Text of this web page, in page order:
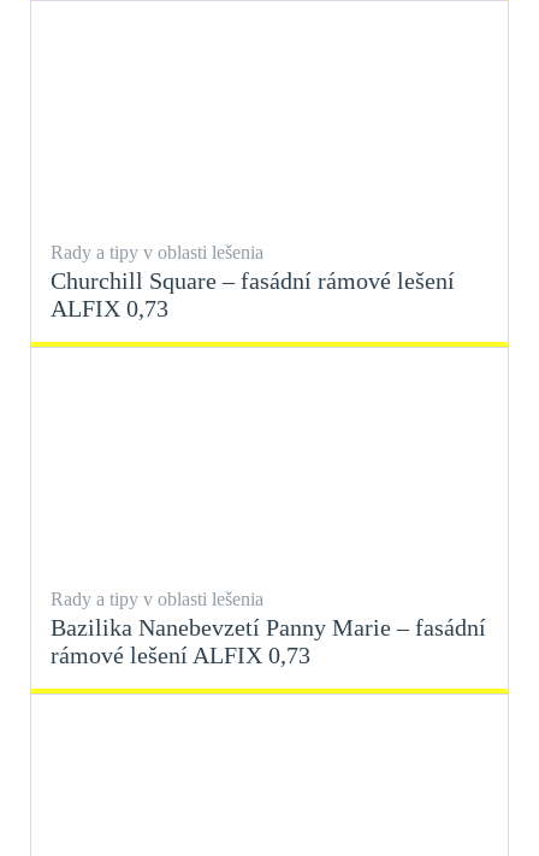
Rady a tipy v oblasti lešenia
Churchill Square – fasádní rámové lešení
ALFIX 0,73
Rady a tipy v oblasti lešenia
Bazilika Nanebevzetí Panny Marie – fasádní
rámové lešení ALFIX 0,73